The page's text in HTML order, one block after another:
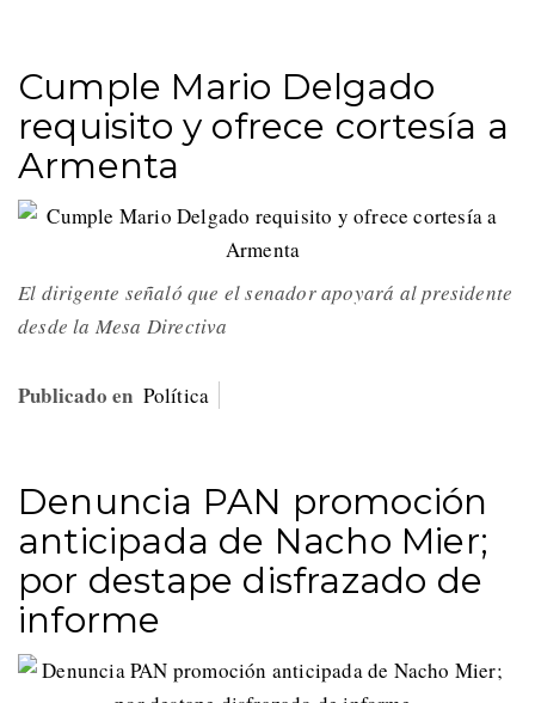
Cumple Mario Delgado
requisito y ofrece cortesía a
Armenta
El dirigente señaló que el senador apoyará al presidente
desde la Mesa Directiva
Publicado en Política
Denuncia PAN promoción
anticipada de Nacho Mier;
por destape disfrazado de
informe